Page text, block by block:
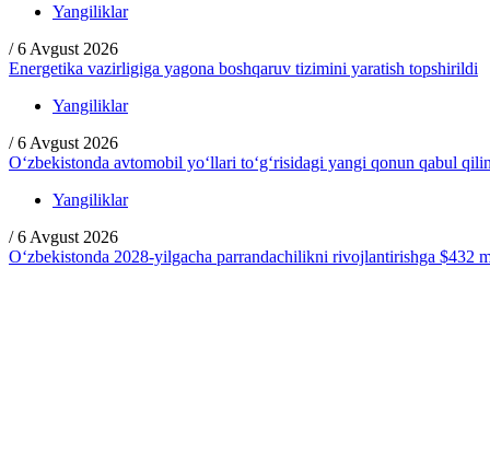
Yangiliklar
/ 6 Avgust 2026
Energetika vazirligiga yagona boshqaruv tizimini yaratish topshirildi
Yangiliklar
/ 6 Avgust 2026
O‘zbekistonda avtomobil yo‘llari to‘g‘risidagi yangi qonun qabul
Yangiliklar
/ 6 Avgust 2026
O‘zbekistonda 2028-yilgacha parrandachilikni rivojlantirishga $432